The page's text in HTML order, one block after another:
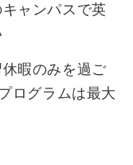
ャンパスで英
暇のみを過ご
ログラムは最大